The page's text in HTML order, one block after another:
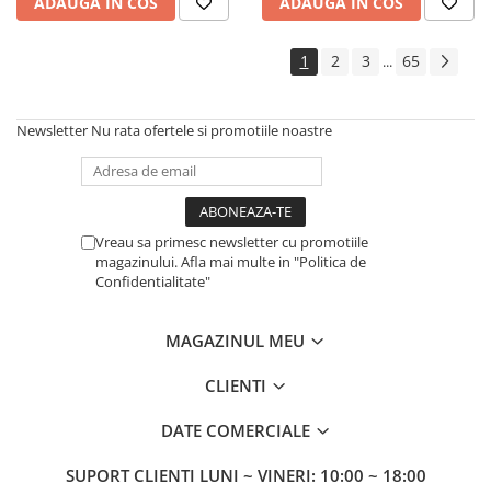
1 2 3 ... 65
Newsletter Nu rata ofertele si promotiile noastre
Vreau sa primesc newsletter cu promotiile
magazinului. Afla mai multe in "Politica de
Confidentialitate"
MAGAZINUL MEU
CLIENTI
DATE COMERCIALE
SUPORT CLIENTI LUNI ~ VINERI: 10:00 ~ 18:00